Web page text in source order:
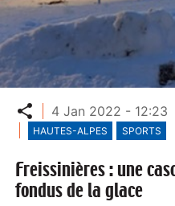
Partager
4 Jan 2022 - 12:23
HAUTES-ALPES SPORTS
Freissinières : une
fondus de la glace